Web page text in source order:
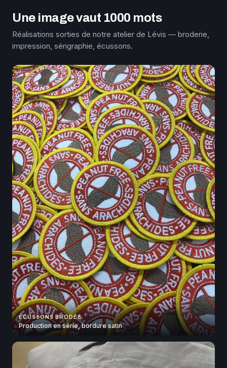
Une image vaut 1000 mots
Réalisations sorties de notre atelier de Lévis — broderie,
impression, sérigraphie, écussons.
ÉCUSSONS BRODÉS
Production en série, bordure satin